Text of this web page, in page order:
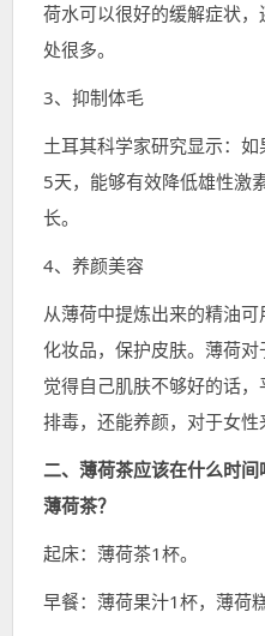
荷水可以很好的缓解症状
处很多。
3、抑制体毛
土耳其科学家研究显示：
5天，能够有效降低雄性激
长。
4、养颜美容
从薄荷中提炼出来的精油
化妆品，保护皮肤。薄荷
觉得自己肌肤不够好的话
排毒，还能养颜，对于女性
二、薄荷茶应该在什么时
薄荷茶？
起床：薄荷茶1杯。
早餐：薄荷果汁1杯，薄荷